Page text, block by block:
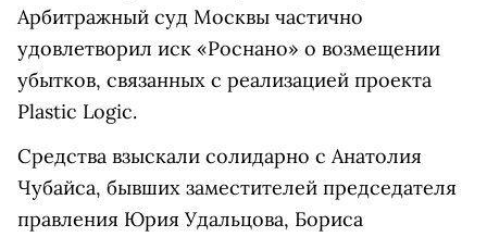
Арбитражный суд Москвы частично
удовлетворил иск «Роснано» о возмещении
убытков, связанных с реализацией проекта
Plastic Logic.
Средства взыскали солидарно с Анатолия
Чубайса, бывших заместителей председателя
правления Юрия Удальцова, Бориса